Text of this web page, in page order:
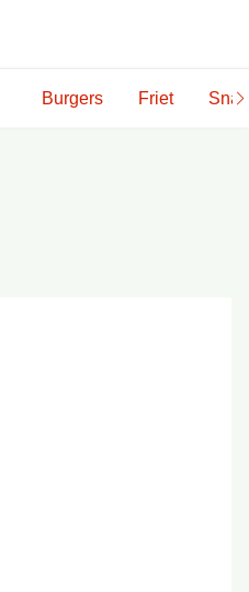
Burgers Friet